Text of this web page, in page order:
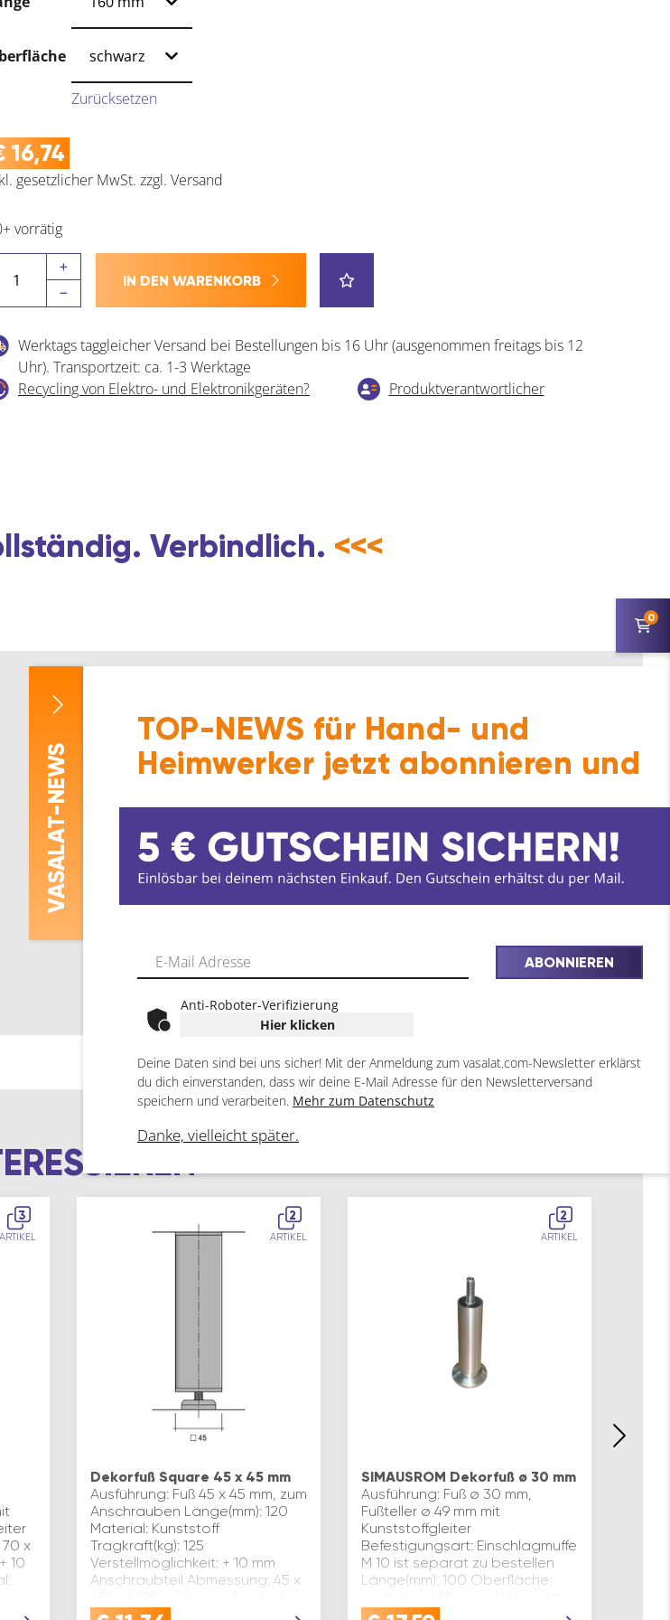
Zurücksetzen
16,74
gesetzlicher MwSt. zzgl. Versand
vorrätig
IN DEN WARENKORB
Werktags taggleicher Versand bei Bestellungen bis 16 Uhr (ausgenommen freitags bis 12
Uhr). Transportzeit: ca. 1-3 Werktage
Recycling von Elektro- und Elektronikgeräten?
Produktverantwortlicher
Verbindlich. <<<
3
ARTIKEL
x
10
2
ARTIKEL
Dekorfuß Square 45 x 45 mm
Ausführung: Fuß 45 x 45 mm, zum
Anschrauben Länge(mm): 120
Material: Kunststoff
Tragkraft(kg): 125
Verstellmöglichkeit: + 10 mm
Anschraubteil Abmessung: 45 x
Inhaltsa…
2
ARTIKEL
SIMAUSROM Dekorfuß ø 30 mm
Ausführung: Fuß ø 30 mm,
Fußteller ø 49 mm mit
Kunststoffgleiter
Befestigungsart: Einschlagmuffe
M 10 ist separat zu bestellen
Länge(mm): 100 Oberfläche:
lackiert Ver…
0
V
ASALAT
-NEWS
TOP-NEWS für Hand- und
Heimwerker jetzt abonnieren und
ABONNIEREN
Anti-Roboter-Verifizierung
Hier klicken
Deine Daten sind bei uns sicher! Mit der Anmeldung zum vasalat.com-Newsletter erklärst
du dich einverstanden, dass wir deine E-Mail Adresse für den Newsletterversand
speichern und verarbeiten. Mehr zum Datenschutz
Danke, vielleicht später.